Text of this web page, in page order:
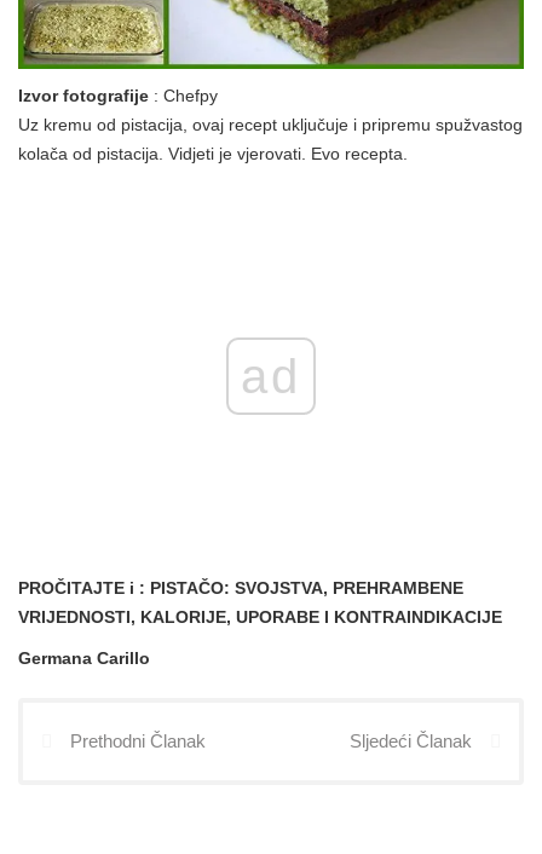
Izvor fotografije : Chefpy
Uz kremu od pistacija, ovaj recept uključuje i pripremu spužvastog
kolača od pistacija. Vidjeti je vjerovati. Evo recepta.
ad
PROČITAJTE i : PISTAČO: SVOJSTVA, PREHRAMBENE
VRIJEDNOSTI, KALORIJE, UPORABE I KONTRAINDIKACIJE
Germana Carillo
Prethodni Članak Sljedeći Članak